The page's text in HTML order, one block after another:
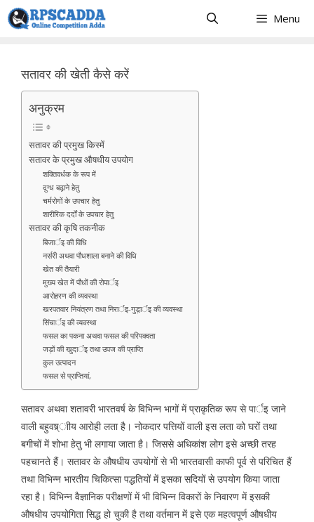
Skip
to
Menu
सतावर की खेती कैसे करें
अनुक्रम
सतावर की प्रमुख किस्में
सतावर के प्रमुख औषधीय उपयोग
शक्तिवर्धक के रूप में
दुग्ध बढ़ा़ने हेतु
चर्मरोगों के उपचार हेतु
शारीरिक दर्दों के उपचार हेतु
सतावर की कृषि तकनीक
बिजार्इ की विधि
नर्सरी अथवा पौधशाला बनाने की विधि
खेत की तैयारी
मुख्य खेत में पौधों की रोपार्इ
आरोहरण की व्यवस्था
खरपतवार नियंत्रण तथा निरार्इ-गुड़ा़र्इ की व्यवस्था
सिंचार्इ की व्यवस्था
फसल का पकना अथवा फसल की परिपक्वता
जड़ों की खुदार्इ तथा उपज की प्राप्ति
कुल उत्पादन
फसल से प्राप्तियां,
सतावर अथवा शतावरी भारतवर्ष के विभिन्न भागों में प्राकृतिक रूप से पार्इ जाने
वाली बहुवष्र्ाीय आरोही लता है। नोकदार पत्तियों वाली इस लता को घरों तथा
बगीचों में शोभा हेतु भी लगाया जाता है। जिससे अधिकांश लोग इसे अच्छी तरह
पहचानते हैं। सतावर के औषधीय उपयोगों से भी भारतवासी काफी पूर्व से परिचित हैं
तथा विभिन्न भारतीय चिकित्सा पद्धतियों में इसका सदियों से उपयोग किया जाता
रहा है। विभिन्न वैज्ञानिक परीक्षणों में भी विभिन्न विकारों के निवारण में इसकी
औषधीय उपयोगिता सिद्ध हो चुकी है तथा वर्तमान में इसे एक महत्वपूर्ण औषधीय